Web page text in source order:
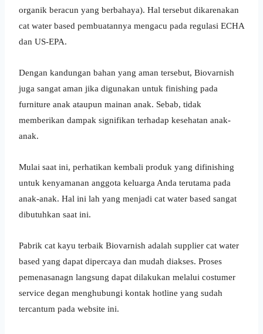
organik beracun yang berbahaya). Hal tersebut dikarenakan
cat water based pembuatannya mengacu pada regulasi ECHA
dan US-EPA.
Dengan kandungan bahan yang aman tersebut, Biovarnish
juga sangat aman jika digunakan untuk finishing pada
furniture anak ataupun mainan anak. Sebab, tidak
memberikan dampak signifikan terhadap kesehatan anak-
anak.
Mulai saat ini, perhatikan kembali produk yang difinishing
untuk kenyamanan anggota keluarga Anda terutama pada
anak-anak. Hal ini lah yang menjadi cat water based sangat
dibutuhkan saat ini.
Pabrik cat kayu terbaik Biovarnish adalah supplier cat water
based yang dapat dipercaya dan mudah diakses. Proses
pemenasanagn langsung dapat dilakukan melalui costumer
service degan menghubungi kontak hotline yang sudah
tercantum pada website ini.